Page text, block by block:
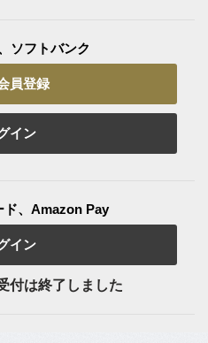
ソフトバンク
員登録
イン
ド、Amazon Pay
イン
付は終了しました